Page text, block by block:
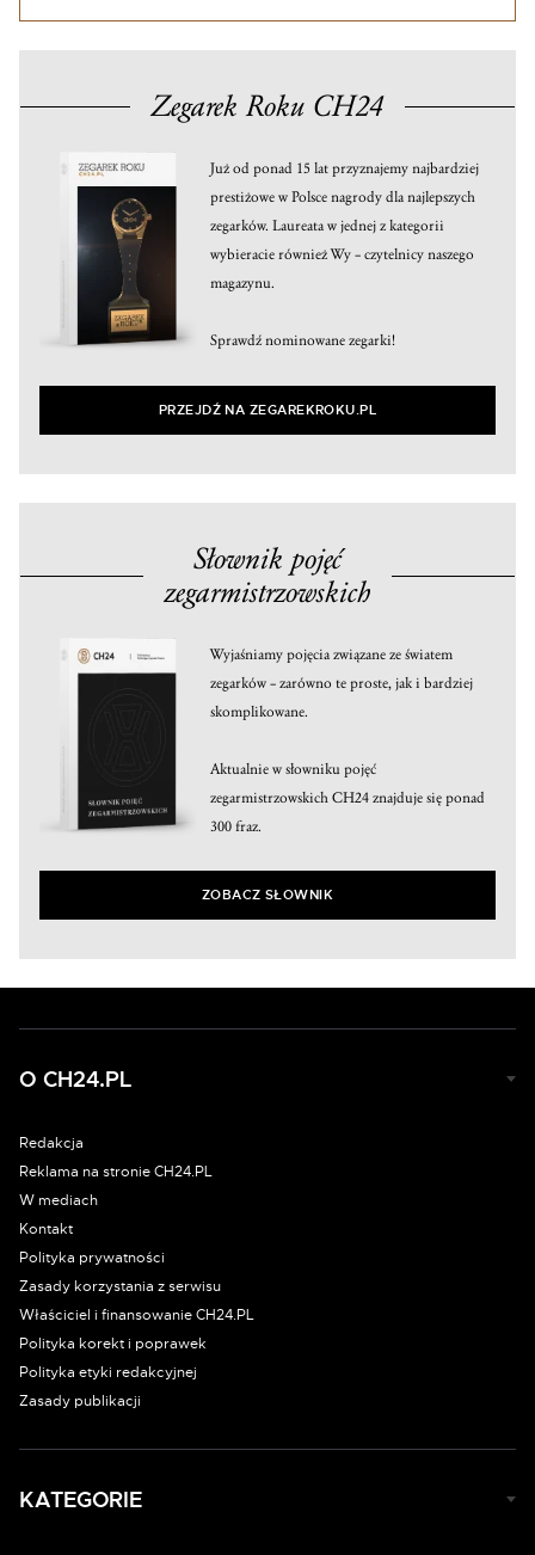
Zegarek Roku CH24
Już od ponad 15 lat przyznajemy najbardziej
prestiżowe w Polsce nagrody dla najlepszych
zegarków. Laureata w jednej z kategorii
wybieracie również Wy – czytelnicy naszego
magazynu.
Sprawdź nominowane zegarki!
PRZEJDŹ NA ZEGAREKROKU.PL
Słownik pojęć
zegarmistrzowskich
Wyjaśniamy pojęcia związane ze światem
zegarków – zarówno te proste, jak i bardziej
skomplikowane.
Aktualnie w słowniku pojęć
zegarmistrzowskich CH24 znajduje się ponad
300 fraz.
ZOBACZ SŁOWNIK
O CH24.PL
Redakcja
Reklama na stronie CH24.PL
W mediach
Kontakt
Polityka prywatności
Zasady korzystania z serwisu
Właściciel i finansowanie CH24.PL
Polityka korekt i poprawek
Polityka etyki redakcyjnej
Zasady publikacji
KATEGORIE